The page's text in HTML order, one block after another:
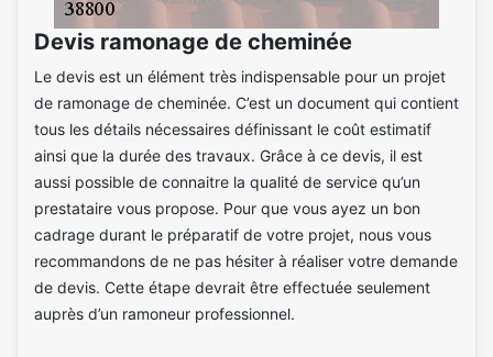
Devis ramonage de cheminée
Le devis est un élément très indispensable pour un projet
de ramonage de cheminée. C’est un document qui contient
tous les détails nécessaires définissant le coût estimatif
ainsi que la durée des travaux. Grâce à ce devis, il est
aussi possible de connaitre la qualité de service qu’un
prestataire vous propose. Pour que vous ayez un bon
cadrage durant le préparatif de votre projet, nous vous
recommandons de ne pas hésiter à réaliser votre demande
de devis. Cette étape devrait être effectuée seulement
auprès d’un ramoneur professionnel.